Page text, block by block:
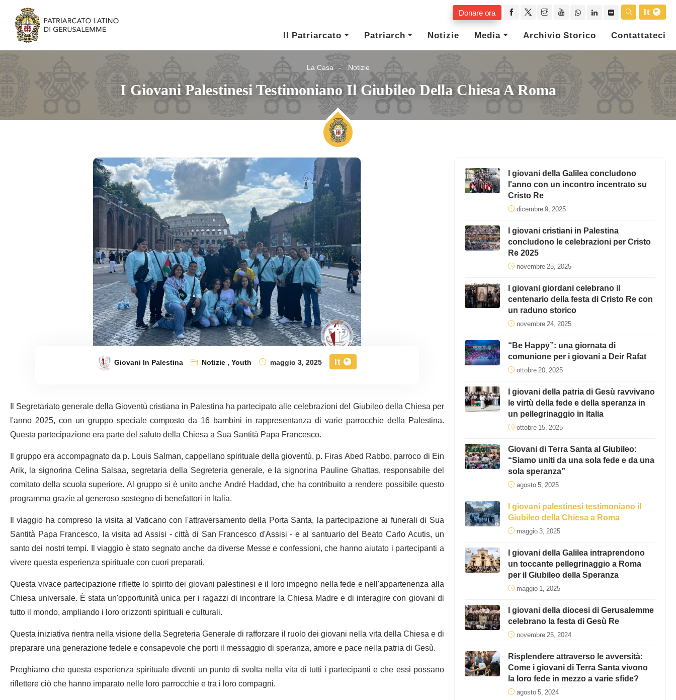
Donare ora
It
Il Patriarcato
Patriarch Notizie Media Archivio Storico Contattateci
La Casa Notizie
I Giovani Palestinesi Testimoniano Il Giubileo Della Chiesa A Roma
Giovani In Palestina Notizie,Youth maggio 3, 2025 It
Il Segretariato generale della Gioventù cristiana in Palestina ha partecipato alle celebrazioni del Giubileo della Chiesa per
l'anno 2025, con un gruppo speciale composto da 16 bambini in rappresentanza di varie parrocchie della Palestina.
Questa partecipazione era parte del saluto della Chiesa a Sua Santità Papa Francesco.
Il gruppo era accompagnato da p. Louis Salman, cappellano spirituale della gioventù, p. Firas Abed Rabbo, parroco di Ein
Arik, la signorina Celina Salsaa, segretaria della Segreteria generale, e la signorina Pauline Ghattas, responsabile del
comitato della scuola superiore. Al gruppo si è unito anche André Haddad, che ha contribuito a rendere possibile questo
programma grazie al generoso sostegno di benefattori in Italia.
Il viaggio ha compreso la visita al Vaticano con l'attraversamento della Porta Santa, la partecipazione ai funerali di Sua
Santità Papa Francesco, la visita ad Assisi - città di San Francesco d'Assisi - e al santuario del Beato Carlo Acutis, un
santo dei nostri tempi. Il viaggio è stato segnato anche da diverse Messe e confessioni, che hanno aiutato i partecipanti a
vivere questa esperienza spirituale con cuori preparati.
Questa vivace partecipazione riflette lo spirito dei giovani palestinesi e il loro impegno nella fede e nell'appartenenza alla
Chiesa universale. È stata un'opportunità unica per i ragazzi di incontrare la Chiesa Madre e di interagire con giovani di
tutto il mondo, ampliando i loro orizzonti spirituali e culturali.
Questa iniziativa rientra nella visione della Segreteria Generale di rafforzare il ruolo dei giovani nella vita della Chiesa e di
preparare una generazione fedele e consapevole che porti il messaggio di speranza, amore e pace nella patria di Gesù.
Preghiamo che questa esperienza spirituale diventi un punto di svolta nella vita di tutti i partecipanti e che essi possano
riflettere ciò che hanno imparato nelle loro parrocchie e tra i loro compagni.
I giovani della Galilea concludono
l'anno con un incontro incentrato su
Cristo Re
dicembre 9, 2025
I giovani cristiani in Palestina
concludono le celebrazioni per Cristo
Re 2025
novembre 25, 2025
I giovani giordani celebrano il
centenario della festa di Cristo Re con
un raduno storico
novembre 24, 2025
“Be Happy”: una giornata di
comunione per i giovani a Deir Rafat
ottobre 20, 2025
I giovani della patria di Gesù ravvivano
le virtù della fede e della speranza in
un pellegrinaggio in Italia
ottobre 15, 2025
Giovani di Terra Santa al Giubileo:
“Siamo uniti da una sola fede e da una
sola speranza”
agosto 5, 2025
I giovani palestinesi testimoniano il
Giubileo della Chiesa a Roma
maggio 3, 2025
I giovani della Galilea intraprendono
un toccante pellegrinaggio a Roma
per il Giubileo della Speranza
maggio 1, 2025
I giovani della diocesi di Gerusalemme
celebrano la festa di Gesù Re
novembre 25, 2024
Risplendere attraverso le avversità:
Come i giovani di Terra Santa vivono
la loro fede in mezzo a varie sfide?
agosto 5, 2024